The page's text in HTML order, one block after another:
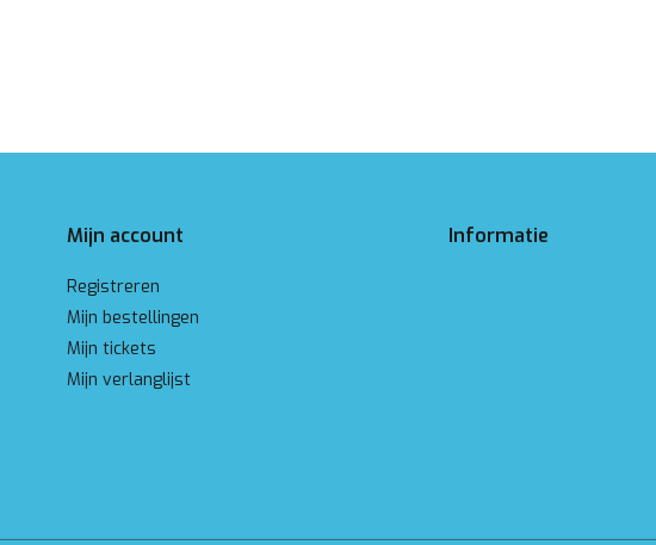
Mijn account
Registreren
Mijn bestellingen
Mijn tickets
Mijn verlanglijst
Informatie